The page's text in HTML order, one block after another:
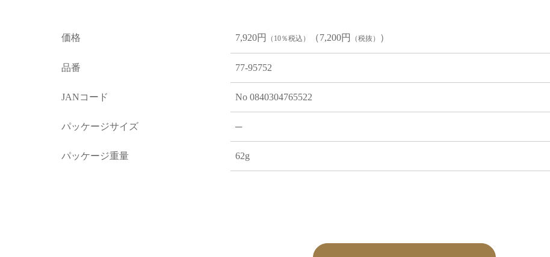
価格 7,920円 （10％税込） （7,200円 （税抜） ）
品番 77-95752
JANコード No 0840304765522
パッケージサイズ ─
パッケージ重量 62g